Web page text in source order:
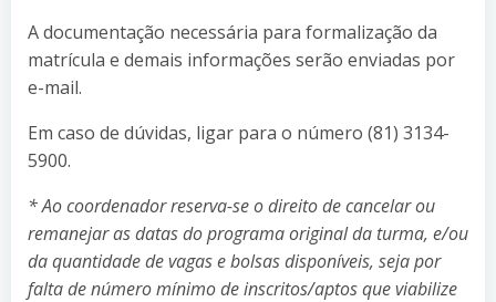
A documentação necessária para formalização da
matrícula e demais informações serão enviadas por
e-mail.
Em caso de dúvidas, ligar para o número (81) 3134-
5900.
* Ao coordenador reserva-se o direito de cancelar ou
remanejar as datas do programa original da turma, e/ou
da quantidade de vagas e bolsas disponíveis, seja por
falta de número mínimo de inscritos/aptos que viabilize